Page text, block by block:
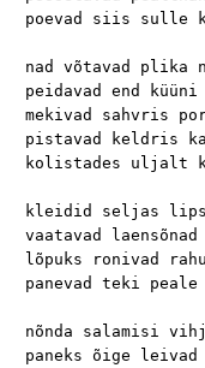
poevad siis sulle
nad võtavad plika
peidavad end
mekivad sahvris
pistavad keldris
kolistades uljalt
kleidid seljas
vaatavad
lõpuks ronivad
panevad teki peale
nõnda salamisi
paneks õige leivad